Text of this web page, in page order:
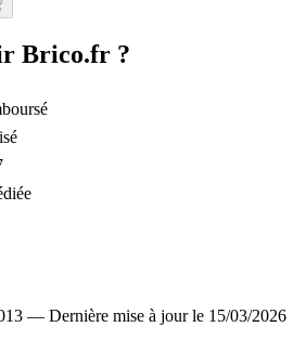
Brico.fr ?
— Dernière mise à jour le 15/03/2026